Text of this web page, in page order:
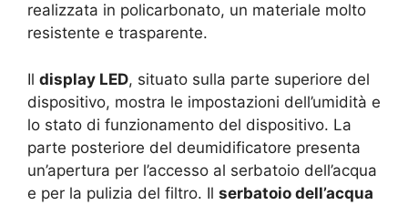
realizzata in policarbonato, un materiale molto
resistente e trasparente.
Il display LED, situato sulla parte superiore del
dispositivo, mostra le impostazioni dell’umidità e
lo stato di funzionamento del dispositivo. La
parte posteriore del deumidificatore presenta
un’apertura per l’accesso al serbatoio dell’acqua
e per la pulizia del filtro. Il serbatoio dell’acqua